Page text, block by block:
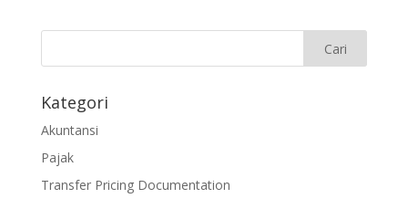
Kategori
Akuntansi
Pajak
Transfer Pricing Documentation